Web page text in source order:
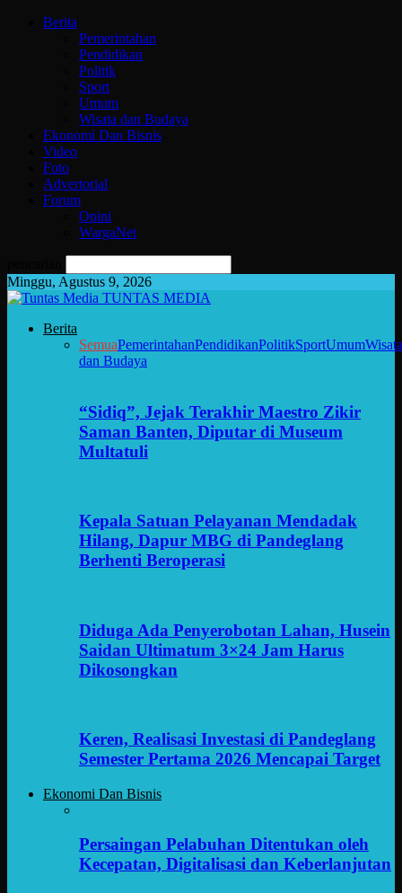
Berita
Pemerintahan
Pendidikan
Politik
Sport
Umum
Wisata dan Budaya
Ekonomi Dan Bisnis
Video
Foto
Advertorial
Forum
Opini
WargaNet
Minggu, Agustus 9, 2026
TUNTAS MEDIA
Berita
SemuaPemerintahanPendidikanPolitikSportUmumWisata
dan Budaya
“Sidiq”, Jejak Terakhir Maestro Zikir
Saman Banten, Diputar di Museum
Multatuli
Kepala Satuan Pelayanan Mendadak
Hilang, Dapur MBG di Pandeglang
Berhenti Beroperasi
Diduga Ada Penyerobotan Lahan, Husein
Saidan Ultimatum 3×24 Jam Harus
Dikosongkan
Keren, Realisasi Investasi di Pandeglang
Semester Pertama 2026 Mencapai Target
Ekonomi Dan Bisnis
Persaingan Pelabuhan Ditentukan oleh
Kecepatan, Digitalisasi dan Keberlanjutan